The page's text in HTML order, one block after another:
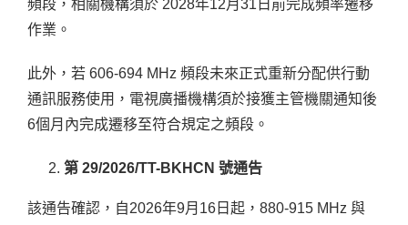
頻段，相關機構須於 2028年12月31日前完成頻率遷移
作業。
此外，若 606-694 MHz 頻段未來正式重新分配供行動
通訊服務使用，電視廣播機構須於接獲主管機關通知後
6個月內完成遷移至符合規定之頻段。
第 29/2026/TT-BKHCN 號通告
該通告確認，自2026年9月16日起，880-915 MHz 與